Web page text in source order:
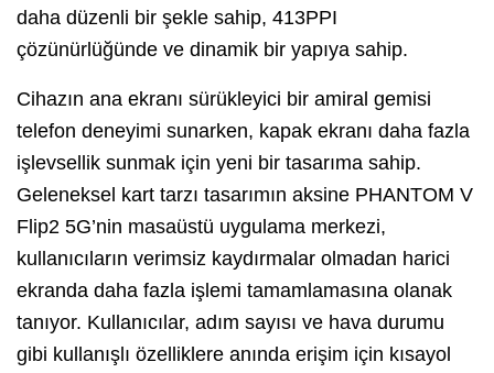
daha düzenli bir şekle sahip, 413PPI
çözünürlüğünde ve dinamik bir yapıya sahip.
Cihazın ana ekranı sürükleyici bir amiral gemisi
telefon deneyimi sunarken, kapak ekranı daha fazla
işlevsellik sunmak için yeni bir tasarıma sahip.
Geleneksel kart tarzı tasarımın aksine PHANTOM V
Flip2 5G’nin masaüstü uygulama merkezi,
kullanıcıların verimsiz kaydırmalar olmadan harici
ekranda daha fazla işlemi tamamlamasına olanak
tanıyor. Kullanıcılar, adım sayısı ve hava durumu
gibi kullanışlı özelliklere anında erişim için kısayol